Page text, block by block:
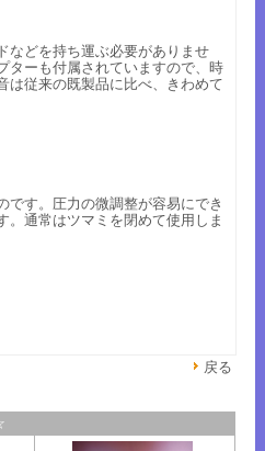
などを持ち運ぶ必要がありませ
ターも付属されていますので、時
は従来の既製品に比べ、きわめて
です。圧力の微調整が容易にでき
。通常はツマミを閉めて使用しま
戻る